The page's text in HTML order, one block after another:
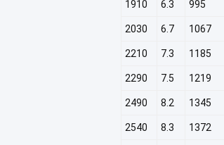
1910 6.3 995
2030 6.7 1067
2210 7.3 1185
2290 7.5 1219
2490 8.2 1345
2540 8.3 1372